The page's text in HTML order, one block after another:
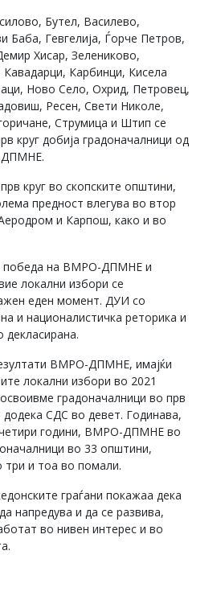
Бутел, Василево,
Баба, Гевгелија, Ѓорче Петров,
Хисар, Зелениково,
Кавадарци, Карбинци, Кисела
Ново Село, Охрид, Петровец,
Ресен, Свети Николе,
Струмица и Штип се
круг добија градоначалници од
ДПМНЕ.
круг во скопските општини,
предност влегува во втор
и Карпош, како и во
победа на ВМРО-ДПМНЕ и
локални избори се
еден момент. ДУИ со
и националистичка реторика и
декласирана.
ВМРО-ДПМНЕ, имајќи
локални избори во 2021
градоначалници во прв
СДС во девет. Годинава,
четири години, ВМРО-ДПМНЕ во
во 33 општини,
и тоа во помали.
граѓани покажаа дека
напредува и да се развива,
во нивен интерес и во